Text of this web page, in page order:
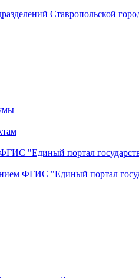
Ставропольской
"Единый портал
ФГИС "Единый портал